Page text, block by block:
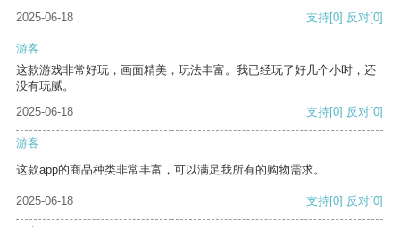
2025-06-18 支持[0] 反对[0]
游客
这款游戏非常好玩，画面精美，玩法丰富。我已经玩了好几个小时，还
没有玩腻。
2025-06-18
支持[0] 反对[0]
游客
这款app的商品种类非常丰富，可以满足我所有的购物需求。
2025-06-18 支持[0] 反对[0]